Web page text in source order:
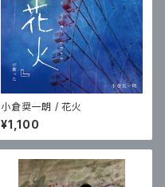
小倉奨一朗 / 花火
¥1,100